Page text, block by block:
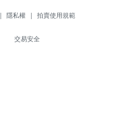
| 隱私權 | 拍賣使用規範
交易安全